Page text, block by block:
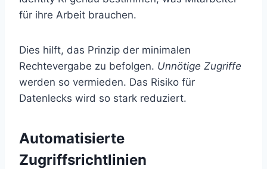
für ihre Arbeit brauchen.
Dies hilft, das Prinzip der minimalen
Rechtevergabe zu befolgen. Unnötige Zugriffe
werden so vermieden. Das Risiko für
Datenlecks wird so stark reduziert.
Automatisierte
Zugriffsrichtlinien